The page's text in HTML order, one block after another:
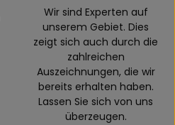
Wir sind Experten auf
unserem Gebiet. Dies
zeigt sich auch durch die
zahlreichen
Auszeichnungen, die wir
bereits erhalten haben.
Lassen Sie sich von uns
überzeugen.